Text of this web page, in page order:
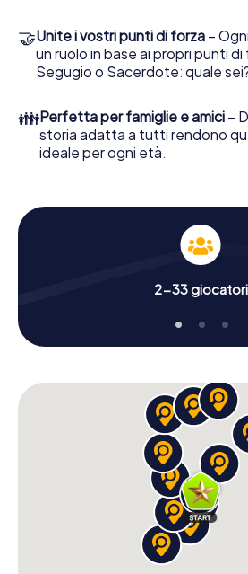
🤝Unite i vostri punti di forza –
un ruolo in base ai propri punti
Segugio o Sacerdote: quale
👪Perfetta per famiglie e amici –
storia adatta a tutti rendono
ideale per ogni età.
2-33 giocatori